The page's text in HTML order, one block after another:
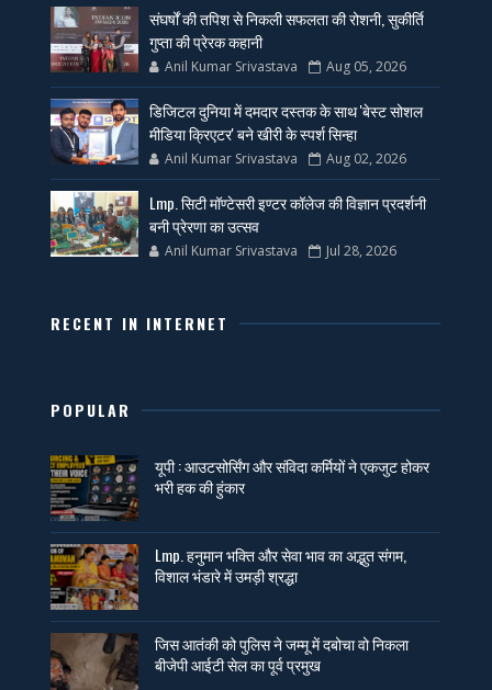
संघर्षों की तपिश से निकली सफलता की रोशनी, सुकीर्ति
गुप्ता की प्रेरक कहानी
Anil Kumar Srivastava Aug 05, 2026
डिजिटल दुनिया में दमदार दस्तक के साथ 'बेस्ट सोशल
मीडिया क्रिएटर' बने खीरी के स्पर्श सिन्हा
Anil Kumar Srivastava Aug 02, 2026
Lmp. सिटी मॉण्टेसरी इण्टर कॉलेज की विज्ञान प्रदर्शनी
बनी प्रेरणा का उत्सव
Anil Kumar Srivastava Jul 28, 2026
RECENT IN INTERNET
POPULAR
यूपी : आउटसोर्सिंग और संविदा कर्मियों ने एकजुट होकर
भरी हक की हुंकार
Lmp. हनुमान भक्ति और सेवा भाव का अद्भुत संगम,
विशाल भंडारे में उमड़ी श्रद्धा
जिस आतंकी को पुलिस ने जम्मू में दबोचा वो निकला
बीजेपी आईटी सेल का पूर्व प्रमुख